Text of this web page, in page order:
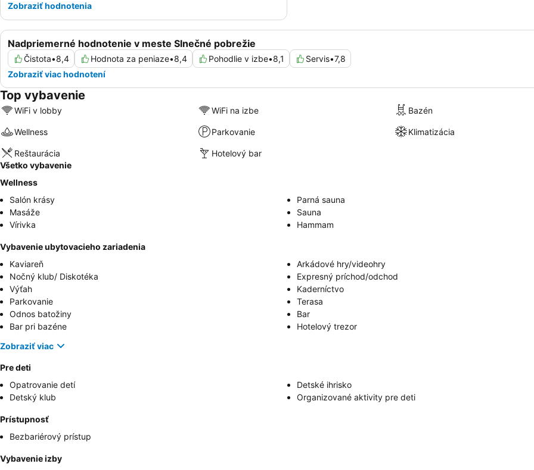
Nadpriemerné hodnotenie v meste Slnečné pobrežie
Čistota•8,4 Hodnota za peniaze•8,4 Pohodlie v izbe•8,1 Servis•7,8
Zobraziť viac hodnotení
Zobraziť hodnotenia
Top vybavenie
WiFi v lobby WiFi na izbe Bazén
Wellness Parkovanie Klimatizácia
Reštaurácia
Hotelový bar
Všetko vybavenie
Wellness
Salón krásy
Parná sauna
Masáže
Sauna
Vírivka
Hammam
Vybavenie ubytovacieho zariadenia
Kaviareň
Arkádové hry/videohry
Nočný klub/ Diskotéka
Expresný príchod/odchod
Výťah
Kaderníctvo
Parkovanie
Terasa
Odnos batožiny
Bar
Bar pri bazéne
Hotelový trezor
Zobraziť viac
Pre deti
Opatrovanie detí
Detské ihrisko
Detský klub
Organizované aktivity pre deti
Prístupnosť
Bezbariérový prístup
Vybavenie izby